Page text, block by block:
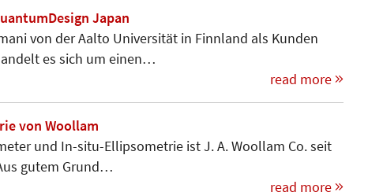
Japan
von der Aalto Universität in Finnland als Kunden
es sich um einen…
read more
von Woollam
und In-situ-Ellipsometrie ist J. A. Woollam Co. seit
gutem Grund…
read more